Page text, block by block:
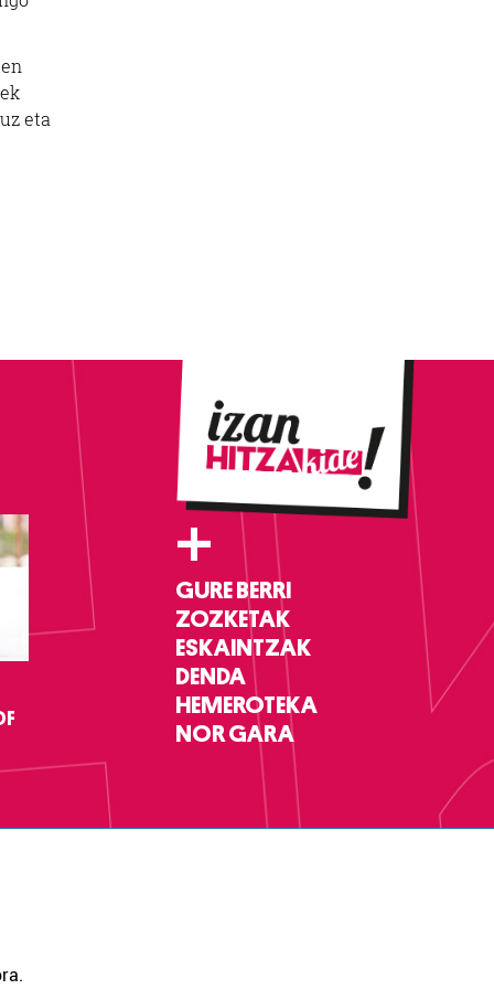
eta
+
GURE BERRI
ZOZKETAK
ESKAINTZAK
DENDA
HEMEROTEKA
NOR GARA